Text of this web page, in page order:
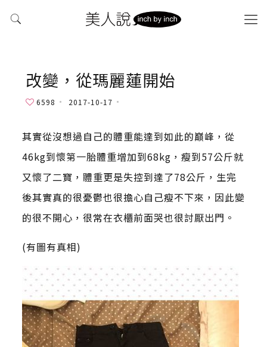
改變，從瑪麗蓮開始
6598 2017-10-17
其實從沒想過自己的體重能達到如此的巔峰，從
46kg到懷第一胎體重增加到68kg，瘦到57公斤就
又懷了二寶，體重更是失控到達了78公斤，生完
後其實真的很憂鬱也很擔心自己瘦不下來，因此變
的很不開心，很常在衣櫃前面哭也很討厭出門。
(有圖有真相)